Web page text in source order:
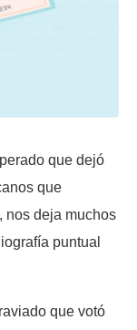
que dejó
que
nos deja muchos
puntual
que votó